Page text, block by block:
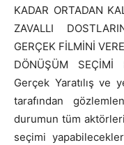
KADAR ORTADAN
ZAVALLI
GERÇEK FİLMİNİ
DÖNÜŞÜM SEÇİMİ
Gerçek Yaratılış ve
tarafından
durumun tüm
seçimi